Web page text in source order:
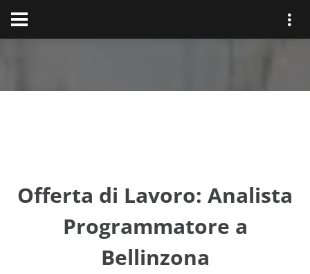
Offerta di Lavoro: Analista
Programmatore a
Bellinzona